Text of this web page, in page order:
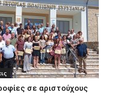
σε αριστούχους